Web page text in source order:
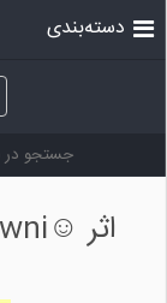
دسته‌بندی